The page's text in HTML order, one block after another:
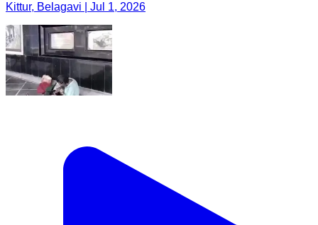
Kittur, Belagavi | Jul 1, 2026